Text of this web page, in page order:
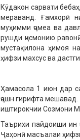
Кӯдакон сарвати
мераванд. Ғамхорӣ
муҳимми ҷомеа ва
рушди ҷисмонию
мустақилона ҳимоя
ҳифзи махсус ва
Ҳамасола 1 июн дар
ҷашн гирифта мешавад.
иштирокчии Созмони
Таърихи пайдоиши ин
Ҷаҳонӣ масъалаи